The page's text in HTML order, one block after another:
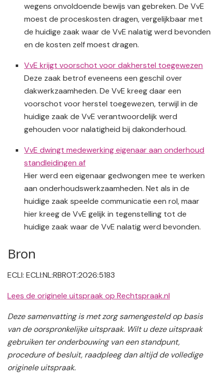
wegens onvoldoende bewijs van gebreken. De VvE
moest de proceskosten dragen, vergelijkbaar met
de huidige zaak waar de VvE nalatig werd bevonden
en de kosten zelf moest dragen.
VvE krijgt voorschot voor dakherstel toegewezen
Deze zaak betrof eveneens een geschil over
dakwerkzaamheden. De VvE kreeg daar een
voorschot voor herstel toegewezen, terwijl in de
huidige zaak de VvE verantwoordelijk werd
gehouden voor nalatigheid bij dakonderhoud.
VvE dwingt medewerking eigenaar aan onderhoud
standleidingen af
Hier werd een eigenaar gedwongen mee te werken
aan onderhoudswerkzaamheden. Net als in de
huidige zaak speelde communicatie een rol, maar
hier kreeg de VvE gelijk in tegenstelling tot de
huidige zaak waar de VvE nalatig werd bevonden.
Bron
ECLI: ECLI:NL:RBROT:2026:5183
Lees de originele uitspraak op Rechtspraak.nl
Deze samenvatting is met zorg samengesteld op basis
van de oorspronkelijke uitspraak. Wilt u deze uitspraak
gebruiken ter onderbouwing van een standpunt,
procedure of besluit, raadpleeg dan altijd de volledige
originele uitspraak.